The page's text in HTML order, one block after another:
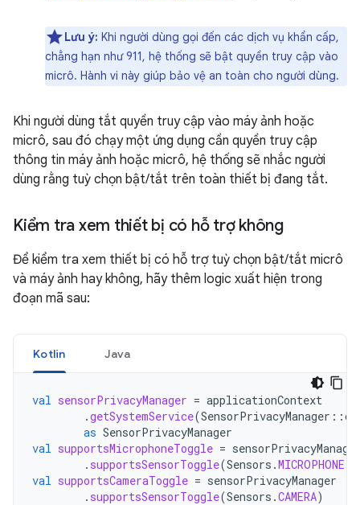
Lưu ý: Khi người dùng gọi đến các dịch vụ khẩn cấp,
chẳng hạn như 911, hệ thống sẽ bật quyền truy cập vào
micrô. Hành vi này giúp bảo vệ an toàn cho người dùng.
Khi người dùng tắt quyền truy cập vào máy ảnh hoặc
micrô, sau đó chạy một ứng dụng cần quyền truy cập
thông tin máy ảnh hoặc micrô, hệ thống sẽ nhắc người
dùng rằng tuỳ chọn bật/tắt trên toàn thiết bị đang tắt.
Kiểm tra xem thiết bị có hỗ trợ không
Để kiểm tra xem thiết bị có hỗ trợ tuỳ chọn bật/tắt micrô
và máy ảnh hay không, hãy thêm logic xuất hiện trong
đoạn mã sau:
Kotlin Java
val sensorPrivacyManager = applicationContext
.getSystemService(SensorPrivacyManager ::
as SensorPrivacyManager
val supportsMicrophoneToggle =
. supportsSensorToggle(Sensors .MICROPHONE
val supportsCameraToggle = sensorPrivacyManager
. supportsSensorToggle(Sensors .CAMERA)